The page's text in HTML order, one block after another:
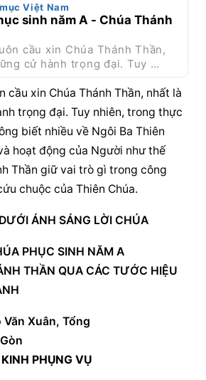
Việt Nam
sinh năm A - Chúa Thánh
cầu xin Chúa Thánh Thần,
cử hành trọng đại. Tuy
tế, chúng ta lại không biết
Thiên Chúa, Người là ai và
như thế nào, và Chúa
vai trò gì trong công trình sáng
của Thiên Chúa.
cầu xin Chúa Thánh Thần, nhất là
trọng đại. Tuy nhiên, trong thực
biết nhiều về Ngôi Ba Thiên
hoạt động của Người như thế
Thần giữ vai trò gì trong công
chuộc của Thiên Chúa.
ÁNH SÁNG LỜI CHÚA
PHỤC SINH NĂM A
THẦN QUA CÁC TƯỚC HIỆU
Xuân, Tổng
PHỤNG VỤ